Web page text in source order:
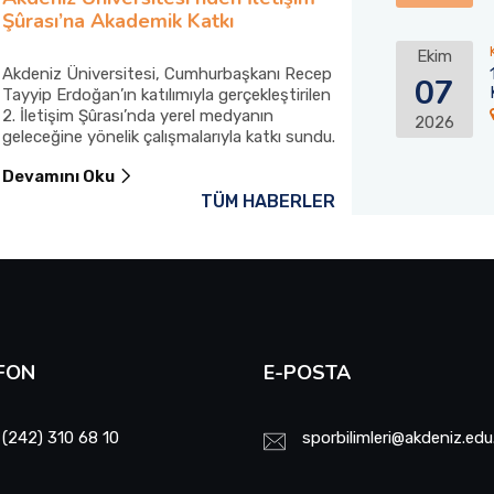
Şûrası’na Akademik Katkı
Akdeniz Üniversitesi, Cumhurbaşkanı Recep
Tayyip Erdoğan’ın katılımıyla gerçekleştirilen
2. İletişim Şûrası’nda yerel medyanın
geleceğine yönelik çalışmalarıyla katkı sundu.
Devamını Oku
Desteği
Akdeniz
mahallesindeki
itfaiye aracını
TÜM HABERLER
Ekim
07
2026
310 68 10
E-POSTA